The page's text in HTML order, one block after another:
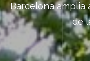
Barcelona amplia
de